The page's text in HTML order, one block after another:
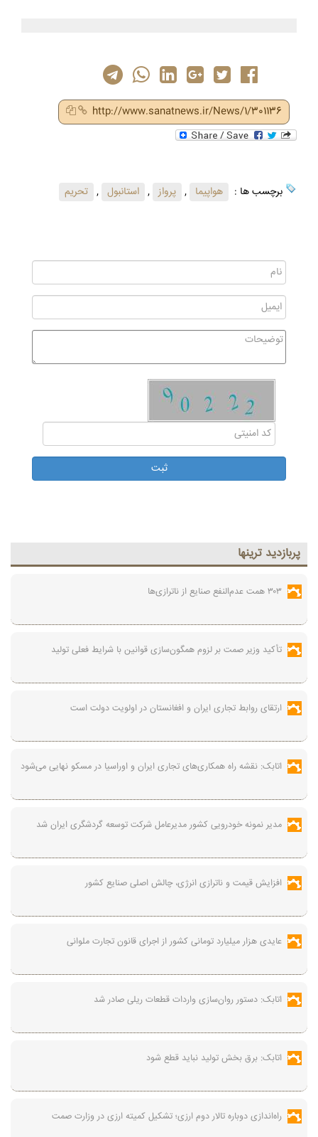
http://www.sanatnews.ir/News/1/301136
برچسب ها : هواپیما , پرواز , استانبول , تحریم
پربازديد ترينها
۳۰۳ همت عدم‌النفع صنایع از ناترازی‌ها
تأکید وزیر صمت بر لزوم همگون‌سازی قوانین با شرایط فعلی تولید
ارتقای روابط تجاری ایران و افغانستان در اولویت دولت است
اتابک: نقشه راه همکاری‌های تجاری ایران و اوراسیا در مسکو نهایی می‌شود
مدیر نمونه خودرویی کشور مدیرعامل شرکت توسعه گردشگری ایران شد
افزایش قیمت و ناترازی انرژی، چالش اصلی صنایع کشور
عایدی هزار میلیارد تومانی کشور از اجرای قانون تجارت ملوانی
اتابک: دستور روان‌سازی واردات قطعات ریلی صادر شد
اتابک: برق بخش تولید نباید قطع شود
راه‌اندازی دوباره تالار دوم ارزی؛ تشکیل کمیته ارزی در وزارت صمت